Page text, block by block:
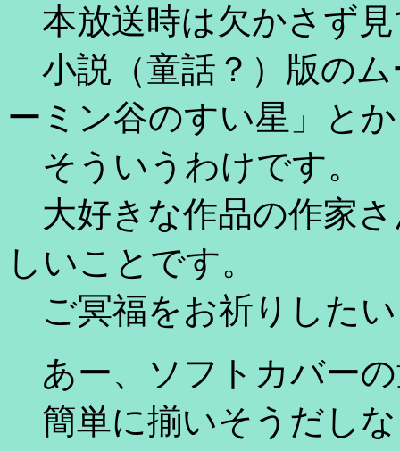
本放送時は欠かさず
小説（童話？）版の
ーミン谷のすい星」と
そういうわけです。
大好きな作品の作家
しいことです。
ご冥福をお祈りした
あー、ソフトカバー
簡単に揃いそうだし